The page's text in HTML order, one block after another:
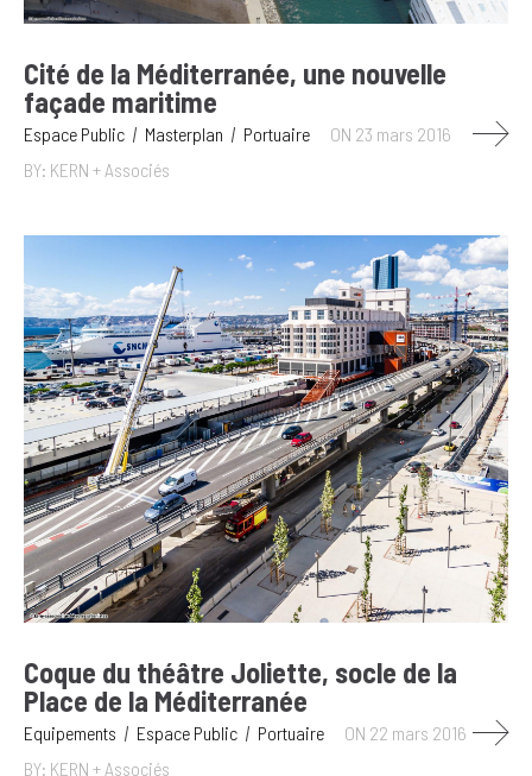
Cité de la Méditerranée, une nouvelle
façade maritime
Espace Public Masterplan Portuaire
ON 23 mars 2016
BY: KERN + Associés
Coque du théâtre Joliette, socle de la
Place de la Méditerranée
Equipements Espace Public Portuaire
ON 22 mars 2016
BY: KERN + Associés